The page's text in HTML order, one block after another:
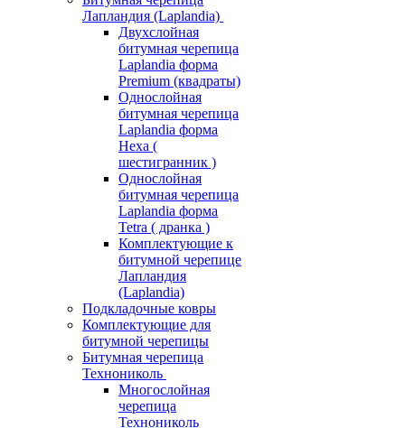
Лапландия (Laplandia)
Двухслойная
битумная черепица
Laplandia форма
Premium (квадраты)
Однослойная
битумная черепица
Laplandia форма
Hexa (
шестигранник )
Однослойная
битумная черепица
Laplandia форма
Tetra ( дранка )
Комплектующие к
битумной черепице
Лапландия
(Laplandia)
Подкладочные ковры
Комплектующие для
битумной черепицы
Битумная черепица
Технониколь
Многослойная
черепица
Технониколь